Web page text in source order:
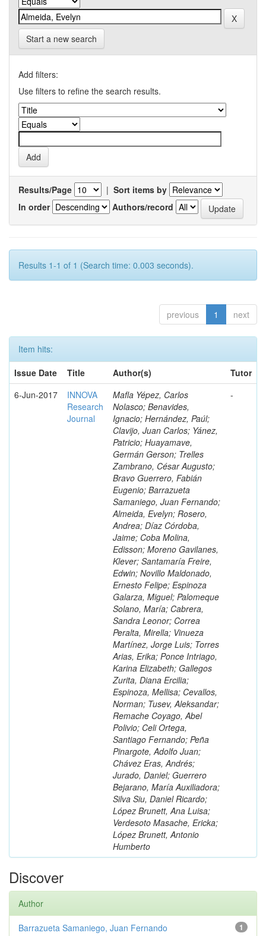
Start a new search
Add filters:
Use filters to refine the search results.
Results/Page | Sort items by
In order
Authors/record
Results 1-1 of 1 (Search time: 0.003 seconds).
previous 1 next
Item hits:
Issue Date
Title Author(s)
Tutor
6-Jun-2017
INNOVA
Research
Journal
Mafla Yépez, Carlos
Nolasco; Benavides,
Ignacio; Hernández, Paúl;
Clavijo, Juan Carlos; Yánez,
Patricio; Huayamave,
Germán Gerson; Trelles
Zambrano, César Augusto;
Bravo Guerrero, Fabián
Eugenio; Barrazueta
Samaniego, Juan Fernando;
Almeida, Evelyn; Rosero,
Andrea; Díaz Córdoba,
Jaime; Coba Molina,
Edisson; Moreno Gavilanes,
Klever; Santamaría Freire,
Edwin; Novillo Maldonado,
Ernesto Felipe; Espinoza
Galarza, Miguel; Palomeque
Solano, María; Cabrera,
Sandra Leonor; Correa
Peralta, Mirella; Vinueza
Martínez, Jorge Luis; Torres
Arias, Erika; Ponce Intriago,
Karina Elizabeth; Gallegos
Zurita, Diana Ercilia;
Espinoza, Mellisa; Cevallos,
Norman; Tusev, Aleksandar;
Remache Coyago, Abel
Polivio; Celi Ortega,
Santiago Fernando; Peña
Pinargote, Adolfo Juan;
Chávez Eras, Andrés;
Jurado, Daniel; Guerrero
Bejarano, María Auxiliadora;
Silva Siu, Daniel Ricardo;
López Brunett, Ana Luisa;
Verdesoto Masache, Ericka;
López Brunett, Antonio
Humberto
-
Discover
Author
1
Barrazueta Samaniego, Juan Fernando